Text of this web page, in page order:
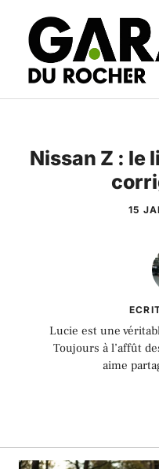
contenu
Nissan Z : le
15
Lucie est une
Toujours à l’affût
aime